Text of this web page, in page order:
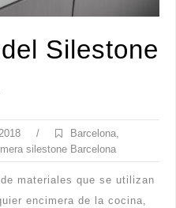
Silestone
/ Barcelona
silestone Barcelona
materiales que se utilizan
encimera de la cocina,